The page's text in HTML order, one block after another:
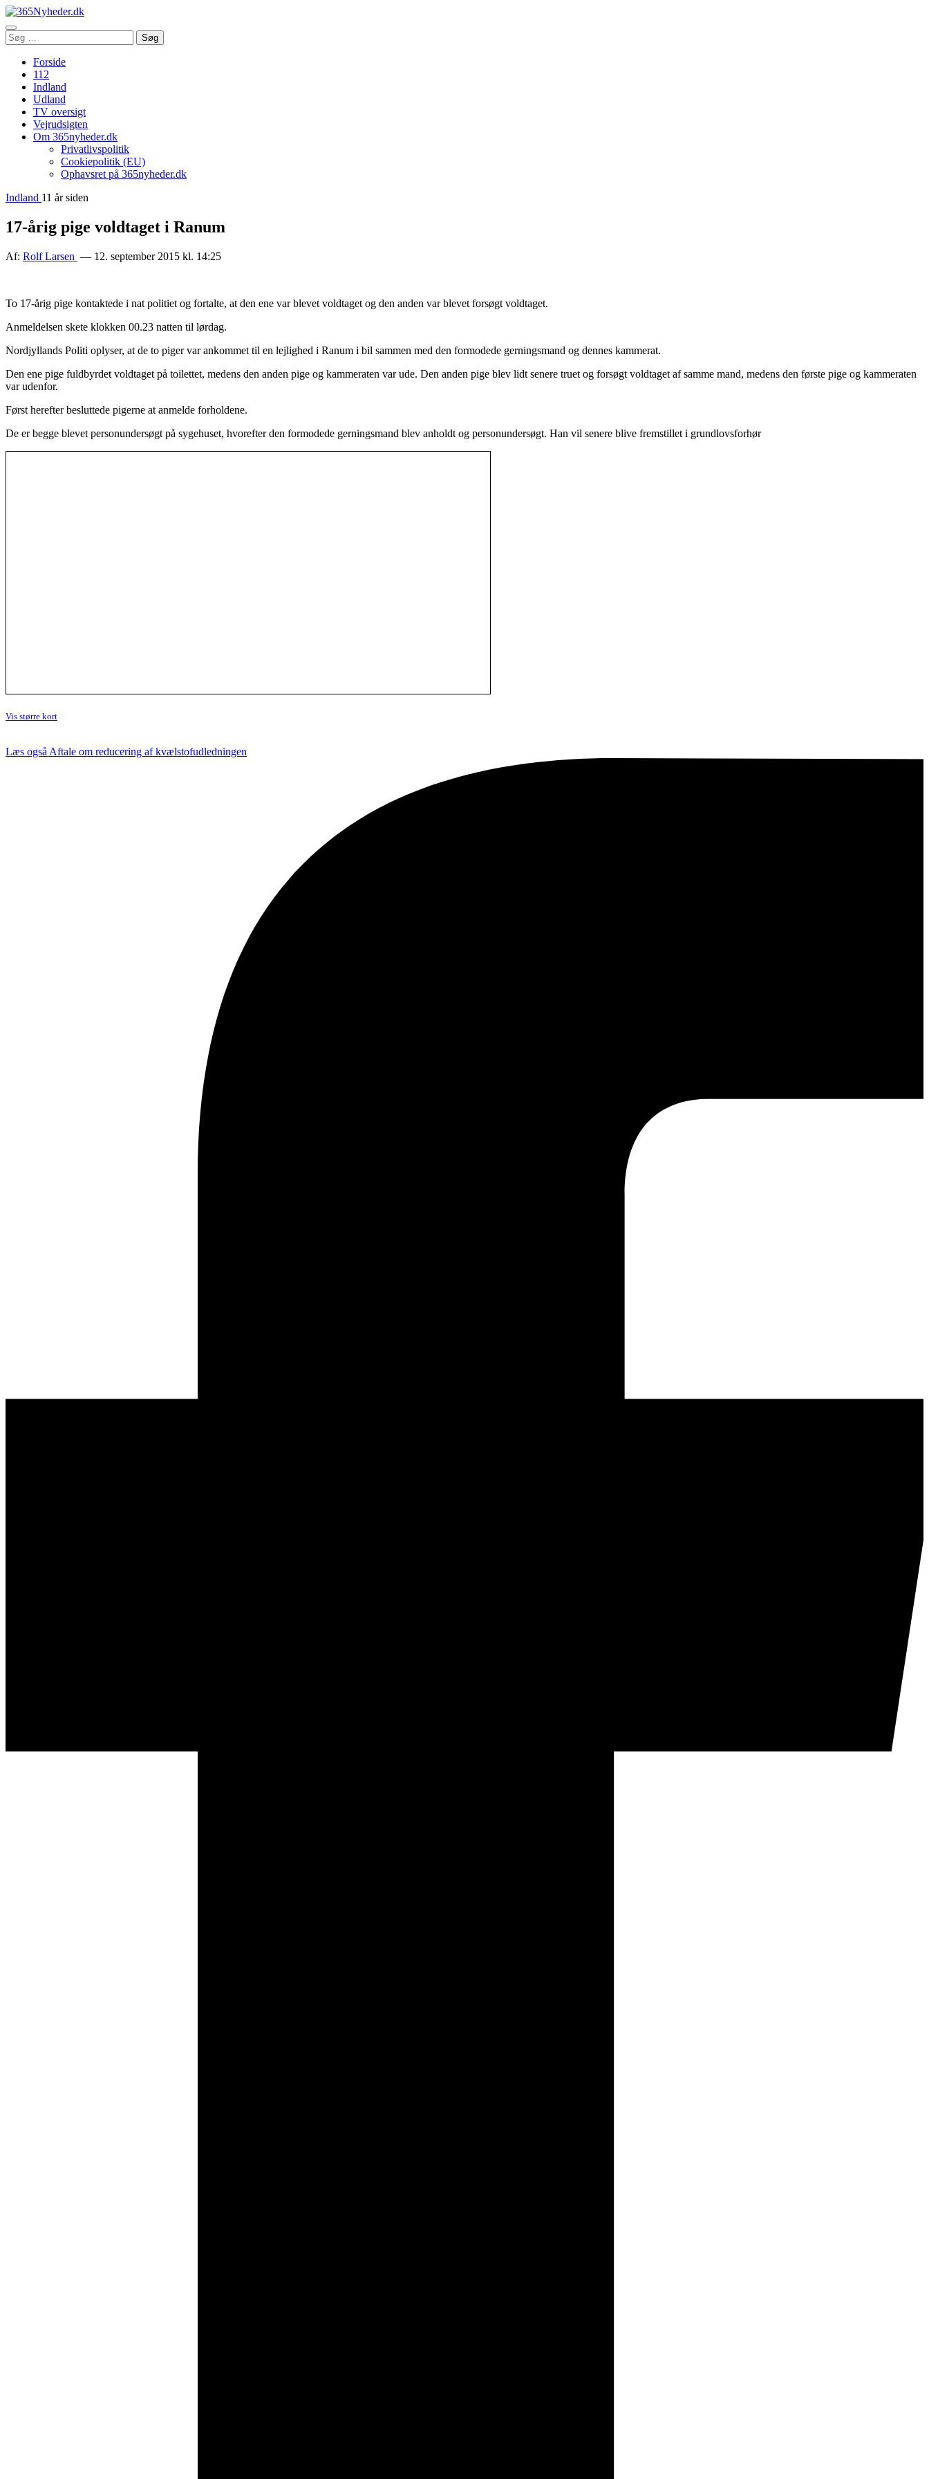
Åbn
menu
Søg
efter:
Søg
Forside
112
Indland
Udland
TV oversigt
Vejrudsigten
Om 365nyheder.dk
Privatlivspolitik
Cookiepolitik (EU)
Ophavsret på 365nyheder.dk
Indland 11 år siden
17-årig pige voldtaget i Ranum
Af: Rolf Larsen — 12. september 2015 kl. 14:25
To 17-årig pige kontaktede i nat politiet og fortalte, at den ene var blevet voldtaget og den anden var blevet forsøgt voldtaget.
Anmeldelsen skete klokken 00.23 natten til lørdag.
Nordjyllands Politi oplyser, at de to piger var ankommet til en lejlighed i Ranum i bil sammen med den formodede gerningsmand og dennes kammerat.
Den ene pige fuldbyrdet voldtaget på toilettet, medens den anden pige og kammeraten var ude. Den anden pige blev lidt senere truet og forsøgt voldtaget af samme mand, medens den første pige og kammeraten
var udenfor.
Først herefter besluttede pigerne at anmelde forholdene.
De er begge blevet personundersøgt på sygehuset, hvorefter den formodede gerningsmand blev anholdt og personundersøgt. Han vil senere blive fremstillet i grundlovsforhør
Vis større kort
Læs også Aftale om reducering af kvælstofudledningen